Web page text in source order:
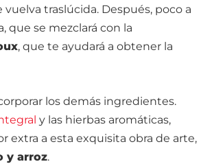
traslúcida. Después, poco a
que se mezclará con la
, que te ayudará a obtener la
los demás ingredientes.
y las hierbas aromáticas,
extra a esta exquisita obra de arte,
y arroz.